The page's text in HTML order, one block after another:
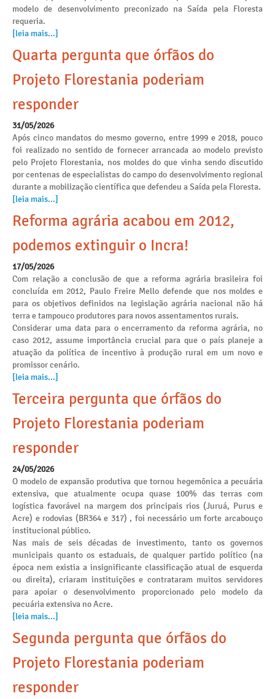
modelo de desenvolvimento preconizado na Saída pela Floresta
requeria.
[leia mais...]
Quarta pergunta que órfãos do
Projeto Florestania poderiam
responder
31/05/2026
Após cinco mandatos do mesmo governo, entre 1999 e 2018, pouco
foi realizado no sentido de fornecer arrancada ao modelo previsto
pelo Projeto Florestania, nos moldes do que vinha sendo discutido
por centenas de especialistas do campo do desenvolvimento regional
durante a mobilização científica que defendeu a Saída pela Floresta.
[leia mais...]
Reforma agrária acabou em 2012,
podemos extinguir o Incra!
17/05/2026
Com relação a conclusão de que a reforma agrária brasileira foi
concluída em 2012, Paulo Freire Mello defende que nos moldes e
para os objetivos definidos na legislação agrária nacional não há
terra e tampouco produtores para novos assentamentos rurais.
Considerar uma data para o encerramento da reforma agrária, no
caso 2012, assume importância crucial para que o país planeje a
atuação da política de incentivo à produção rural em um novo e
promissor cenário.
[leia mais...]
Terceira pergunta que órfãos do
Projeto Florestania poderiam
responder
24/05/2026
O modelo de expansão produtiva que tornou hegemônica a pecuária
extensiva, que atualmente ocupa quase 100% das terras com
logística favorável na margem dos principais rios (Juruá, Purus e
Acre) e rodovias (BR364 e 317) , foi necessário um forte arcabouço
institucional público.
Nas mais de seis décadas de investimento, tanto os governos
municipais quanto os estaduais, de qualquer partido político (na
época nem existia a insignificante classificação atual de esquerda
ou direita), criaram instituições e contrataram muitos servidores
para apoiar o desenvolvimento proporcionado pelo modelo da
pecuária extensiva no Acre.
[leia mais...]
Segunda pergunta que órfãos do
Projeto Florestania poderiam
responder